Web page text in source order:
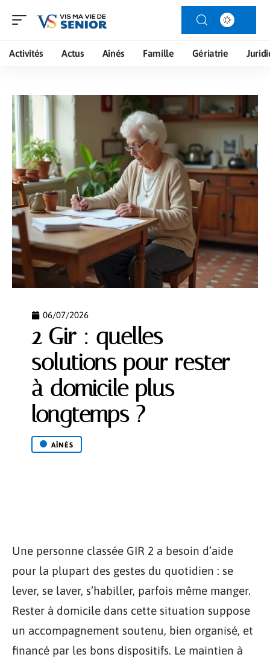
Activités Actus Aînés Famille Gériatrie
06/07/2026
2 Gir : quelles
solutions pour rester
à domicile plus
longtemps ?
AÎNÉS
Une personne classée GIR 2 a besoin d’aide
pour la plupart des gestes du quotidien : se
lever, se laver, s’habiller, parfois même manger.
Rester à domicile dans cette situation suppose
un accompagnement soutenu, bien organisé, et
financé par les bons dispositifs. Le maintien à